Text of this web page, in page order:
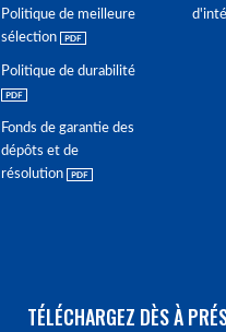
Politique de meilleure
sélection
Politique de durabilité
Fonds de garantie des
dépôts et de
résolution
TÉLÉCHARGEZ DÈS À